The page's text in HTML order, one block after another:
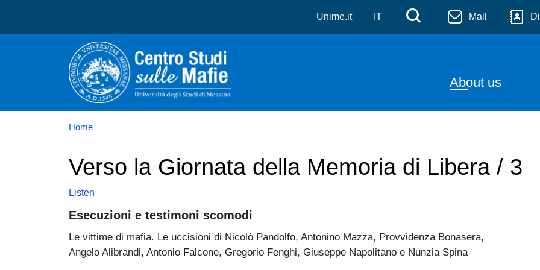
Skip to main content
Unime.it IT Menù di
Cerca Mail
About us
Home
Verso la Giornata della Memoria di Libera / 3
Listen
Esecuzioni e testimoni scomodi
Le vittime di mafia. Le uccisioni di Nicolò Pandolfo, Antonino Mazza, Provvidenza Bonasera,
Angelo Alibrandi, Antonio Falcone, Gregorio Fenghi, Giuseppe Napolitano e Nunzia Spina